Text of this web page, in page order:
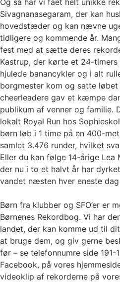
Sivagnanasegaram, der kan
hovedstæder og kan nævne
tidligere og kommende år.
fest med at sætte deres
Kastrup, der kørte et 24-
hjulede banancykler og i alt
borgmester kom og satte løbet
cheerleadere gav et kæmpe
publikum af venner og familie.
lokalt Royal Run hos
børn løb i 1 time på en 400-
samlet 3.476 runder, hvilket
Eller du kan følge 14-årige Lea
der nu i to et halvt år har
vandet næsten hver eneste
Børn fra klubber og SFO’er er
Børnenes Rekordbog. Vi har
landet, der kan komme ud til
at bruge dem, og giv gerne
før – se telefonnumre side 191-
Facebook, på vores
videoklip af rekorderne på